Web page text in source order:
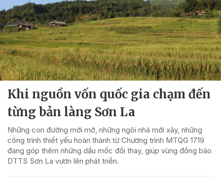
Khi nguồn vốn quốc gia chạm đến
từng bản làng Sơn La
Những con đường mới mở, những ngôi nhà mới xây, những
công trình thiết yếu hoàn thành từ Chương trình MTQG 1719
đang góp thêm những dấu mốc đổi thay, giúp vùng đồng bào
DTTS Sơn La vươn lên phát triển.